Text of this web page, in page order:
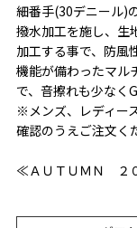
細番手(30デニール)
撥水加工を施し、生
加工する事で、防風
機能が備わったマル
で、音擦れも少なく
※メンズ、レディー
確認のうえご注文く
≪ＡＵＴＵＭＮ ２